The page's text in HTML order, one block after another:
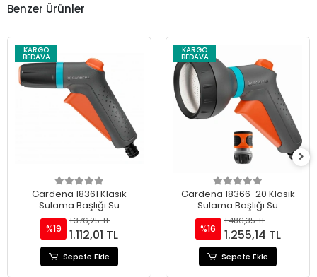
Benzer Ürünler
KARGO
BEDAVA
Gardena 18361 Klasik
Sulama Başlığı Su
Durdurucu Seti
%19
1.376,25 TL
1.112,01 TL
Sepete Ekle
KARGO
BEDAVA
Gardena 18366-20 Klasik
Sulama Başlığı Su
Durdurucu Seti
%16
1.486,35 TL
1.255,14 TL
Sepete Ekle